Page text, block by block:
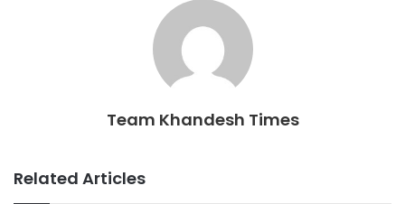
Team Khandesh Times
Related Articles